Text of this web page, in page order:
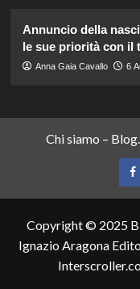
Annuncio della
le sue priorità con il
Anna Gaia Cavallo 6
Chi siamo –
Copyright © 2025
Ignazio Aragona